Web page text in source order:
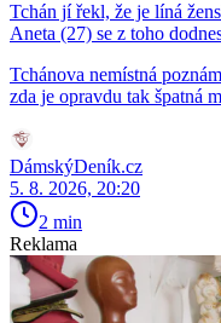
Tchán jí řekl, že je líná
Aneta (27) se z toho
Tchánova nemístná
zda je opravdu tak špatná
DámskýDeník.cz
5. 8. 2026, 20:20
2 min
Reklama